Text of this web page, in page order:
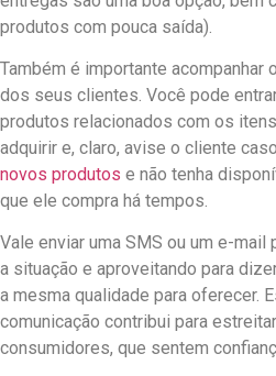
produtos com pouca saída).
Também é importante acompanhar
dos seus clientes. Você pode
produtos relacionados com os
adquirir e, claro, avise o cliente
novos produtos e não tenha
que ele compra há tempos.
Vale enviar uma SMS ou um e-
a situação e aproveitando para
a mesma qualidade para oferecer.
comunicação contribui para
consumidores, que sentem